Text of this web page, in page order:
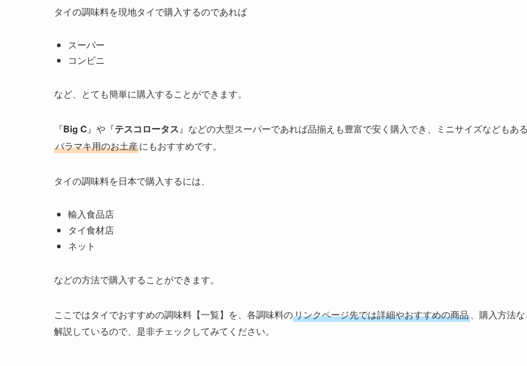
タイの調味料を現地タイで購入するのであれば
スーパー
コンビニ
など、とても簡単に購入することができます。
『Big C』や『テスコロータス』などの大型スーパーであれば品揃えも豊富で安く購入でき、ミニサイズなどもあ
バラマキ用のお土産にもおすすめです。
タイの調味料を日本で購入するには、
輸入食品店
タイ食材店
ネット
などの方法で購入することができます。
ここではタイでおすすめの調味料【一覧】を、各調味料のリンクページ先では詳細やおすすめの商品 、購入方法
解説しているので、是非チェックしてみてください。